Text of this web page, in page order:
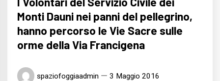
Monti Dauni nei panni del pellegrino,
hanno percorso le Vie Sacre sulle
orme della Via Francigena
spaziofoggiaadmin 3 Maggio 2016